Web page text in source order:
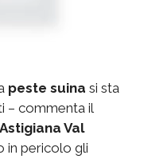
peste suina si sta
– commenta il
Val
in pericolo gli